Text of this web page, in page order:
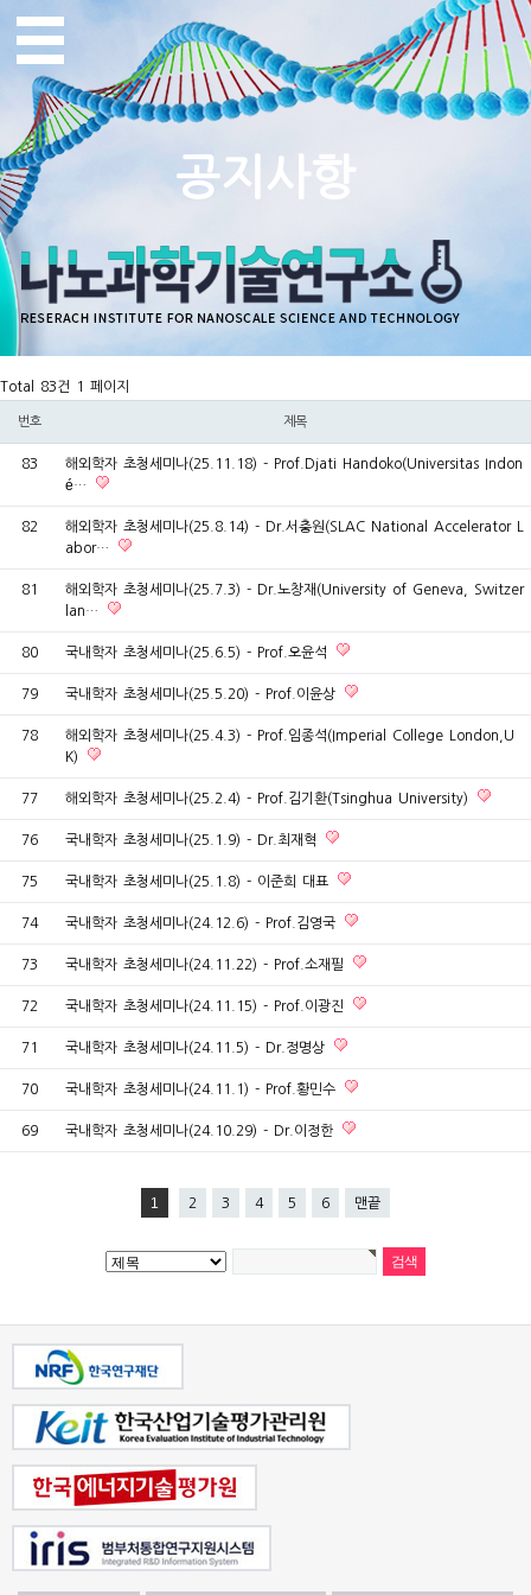
공지사항
Total 83건 1 페이지
번호 제목
83
해외학자 초청세미나(25.11.18) - Prof.Djati Handoko(Universitas Indon
é…
82
해외학자 초청세미나(25.8.14) - Dr.서충원(SLAC National Accelerator L
abor…
81
해외학자 초청세미나(25.7.3) - Dr.노창재(University of Geneva, Switzer
lan…
80 국내학자 초청세미나(25.6.5) - Prof.오윤석
79 국내학자 초청세미나(25.5.20) - Prof.이윤상
78
해외학자 초청세미나(25.4.3) - Prof.임종석(Imperial College London,U
K)
77 해외학자 초청세미나(25.2.4) - Prof.김기환(Tsinghua University)
76 국내학자 초청세미나(25.1.9) - Dr.최재혁
75 국내학자 초청세미나(25.1.8) - 이준희 대표
74 국내학자 초청세미나(24.12.6) - Prof.김영국
73 국내학자 초청세미나(24.11.22) - Prof.소재필
72 국내학자 초청세미나(24.11.15) - Prof.이광진
71 국내학자 초청세미나(24.11.5) - Dr.정명상
70 국내학자 초청세미나(24.11.1) - Prof.황민수
69 국내학자 초청세미나(24.10.29) - Dr.이정한
1 2 3 4 5 6 맨끝